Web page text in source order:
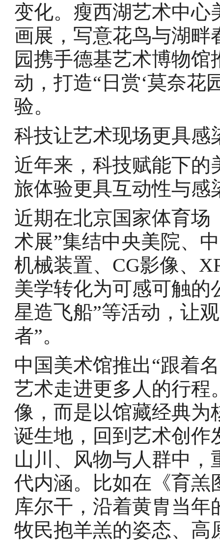
变化。瘦西湖艺术中心
画展，写意花鸟与湖
园携手德基艺术博物馆
动，打造“日赏‘莫奈花
验。
科技让艺术现场更具感
近年来，科技赋能下的
旅体验更具互动性与感
近期在北京国家体育场
术展”集结中央美院、
机械装置、CG影像、
美学转化为可感可触的
星造飞船”等活动，让
者”。
中国美术馆推出“跟着
艺术走进更多人的行程
像，而是以馆藏经典为
诞生地，回到艺术创作
山川、风物与人群中
代内涵。比如在《育羔
库尔干，沿着黄胄当
牧民抱羊羔的姿态、高